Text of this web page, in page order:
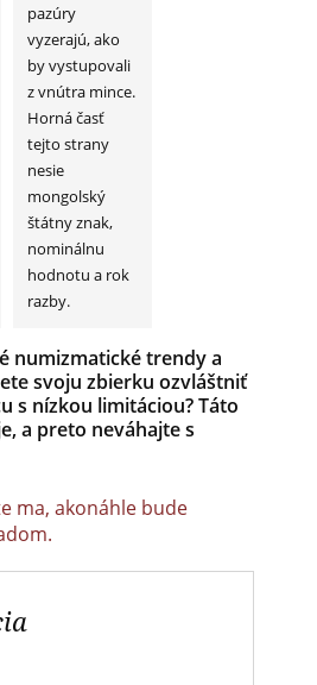
pazúry
vyzerajú, ako
by vystupovali
z vnútra mince.
Horná časť
tejto strany
nesie
mongolský
štátny znak,
nominálnu
hodnotu a rok
razby.
numizmatickétrendya
svoju zbierku ozvláštniť
s nízkou limitáciou?Táto
,a preto neváhajtes
ma, akonáhle bude